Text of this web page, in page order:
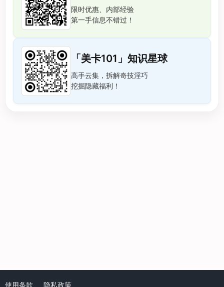
限时优惠、内部经验
第一手信息不错过！
「美卡101」知识星球
高手云集，拆解奇技淫巧
挖掘隐藏福利！
使用条款 隐私政策